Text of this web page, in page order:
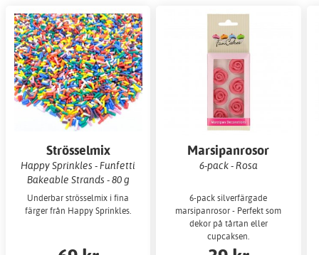
Strösselmix
Happy Sprinkles - Funfetti
Bakeable Strands - 80 g
Underbar strösselmix i fina
färger från Happy Sprinkles.
Marsipanrosor
6-pack - Rosa
6-pack silverfärgade
marsipanrosor - Perfekt som
dekor på tårtan eller
cupcaksen.